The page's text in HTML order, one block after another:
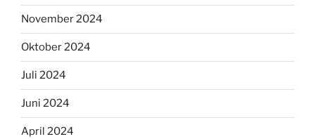
November 2024
Oktober 2024
Juli 2024
Juni 2024
April 2024